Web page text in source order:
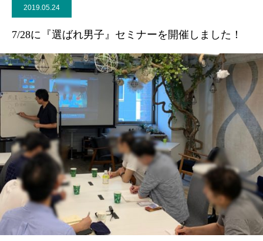
2019.05.24
7/28に『選ばれ男子』セミナーを開催しました！